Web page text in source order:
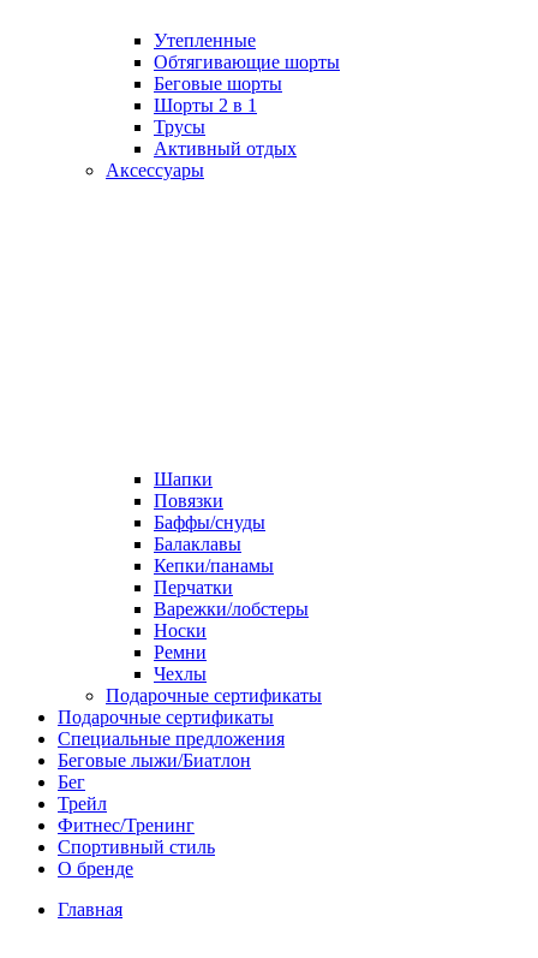
Утепленные
Обтягивающие шорты
Беговые шорты
Шорты 2 в 1
Трусы
Активный отдых
Аксессуары
Шапки
Повязки
Баффы/снуды
Балаклавы
Кепки/панамы
Перчатки
Варежки/лобстеры
Носки
Ремни
Чехлы
Подарочные сертификаты
Подарочные сертификаты
Специальные предложения
Беговые лыжи/Биатлон
Бег
Трейл
Фитнес/Тренинг
Спортивный стиль
О бренде
Главная